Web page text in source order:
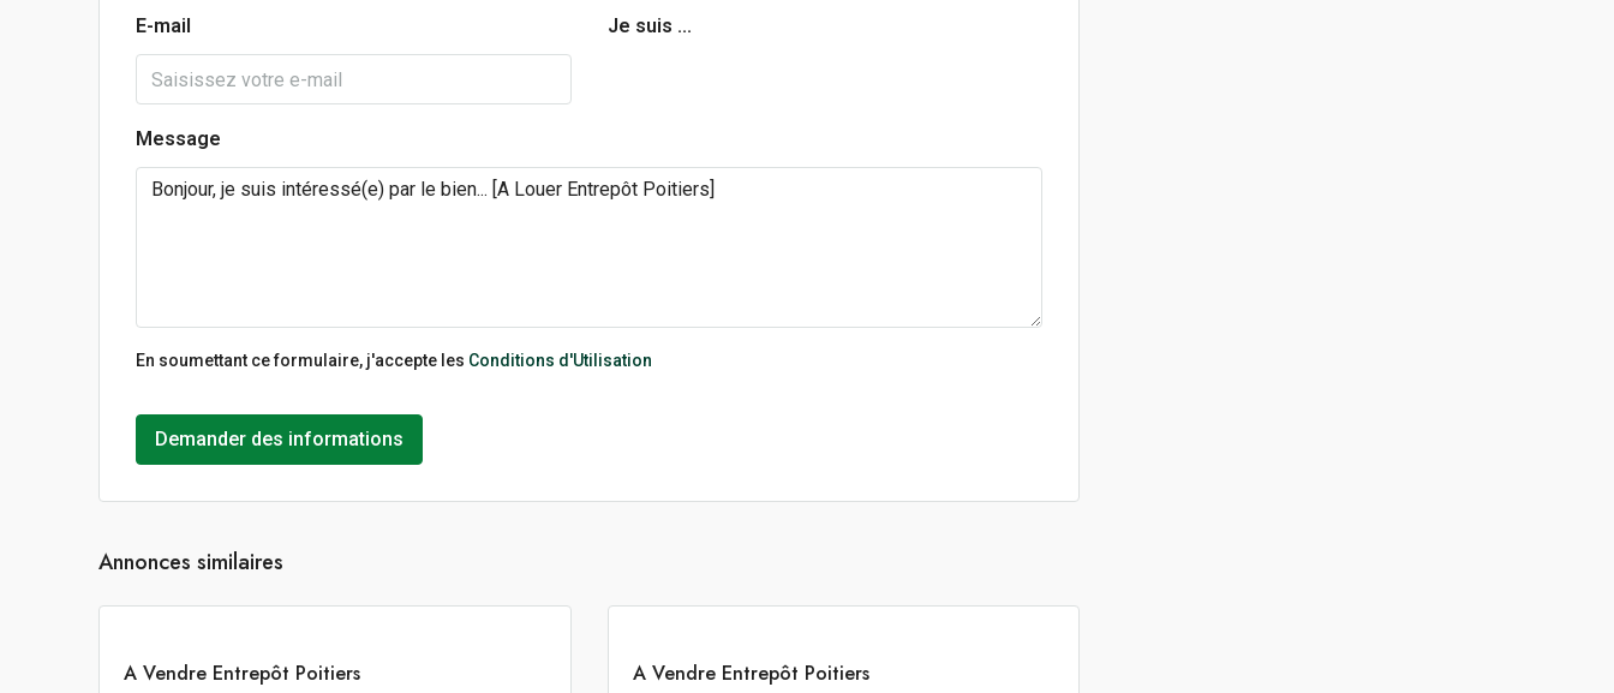
E-mail Je suis ...
Message
En soumettant ce formulaire, j'accepte les Conditions d'Utilisation
Demander des informations
Annonces similaires
VENDRE
800€
m²
A Vendre Entrepôt Poitiers VENDRE
m²
A Vendre Entrepôt Poitiers